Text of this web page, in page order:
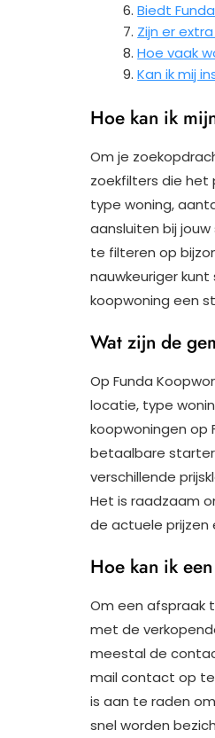
Biedt
Zijn er
Hoe vaak
Kan ik mij
Hoe kan ik
Om je
zoekfilters die het
type woning,
aansluiten bij
te filteren op
nauwkeuriger
koopwoning een
Wat zijn de
Op Funda
locatie, type
koopwoningen op
betaalbare
verschillende
Het is raadzaam
de actuele prijzen
Hoe kan ik
Om een afspraak
met de
meestal de
mail contact op te
is aan te raden
snel worden